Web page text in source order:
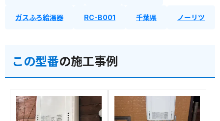
ガスふろ給湯器 RC-B001 千葉県 ノーリツ
この型番の施工事例